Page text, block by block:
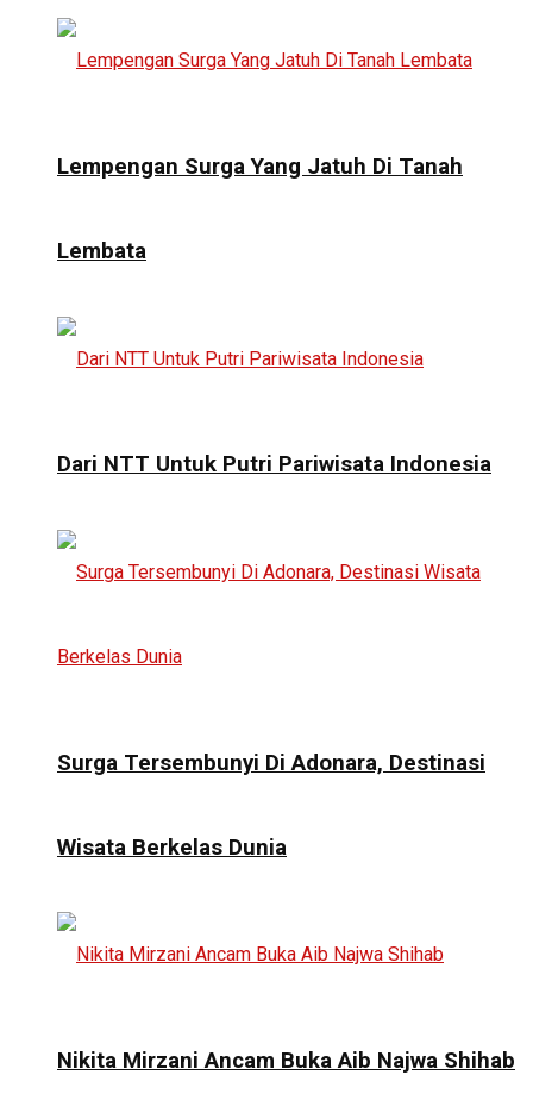
Lempengan Surga Yang Jatuh Di Tanah
Lembata
Dari NTT Untuk Putri Pariwisata Indonesia
Surga Tersembunyi Di Adonara, Destinasi
Wisata Berkelas Dunia
Nikita Mirzani Ancam Buka Aib Najwa Shihab